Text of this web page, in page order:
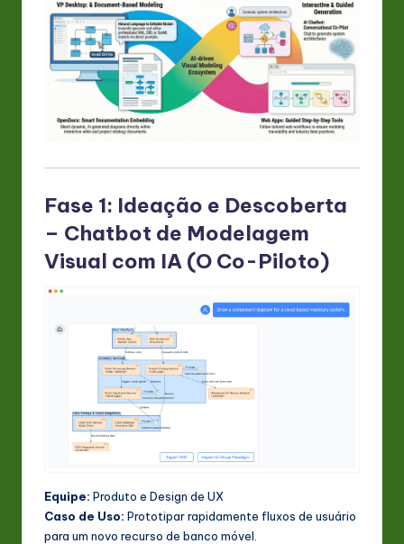
Fase 1: Ideação e Descoberta
– Chatbot de Modelagem
Visual com IA (O Co-Piloto)
Equipe: Produto e Design de UX
Caso de Uso: Prototipar rapidamente fluxos de usuário
para um novo recurso de banco móvel.